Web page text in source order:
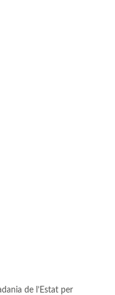
de l’Estat per